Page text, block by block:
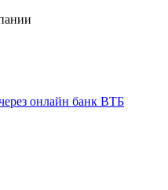
онлайн банк ВТБ